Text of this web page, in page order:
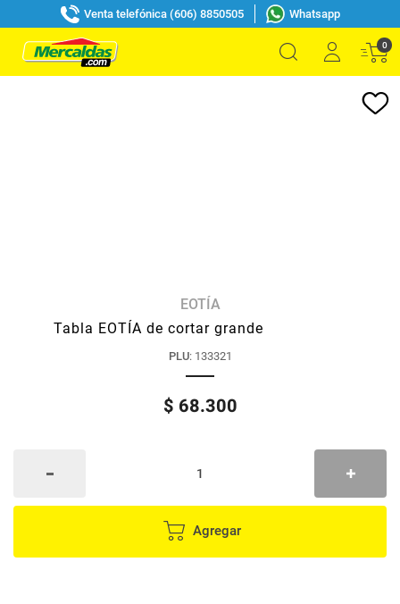
Venta telefónica (606) 8850505 Whatsapp
0
EOTÍA
Tabla EOTÍA de cortar grande
PLU: 133321
$ 68.300
Agregar